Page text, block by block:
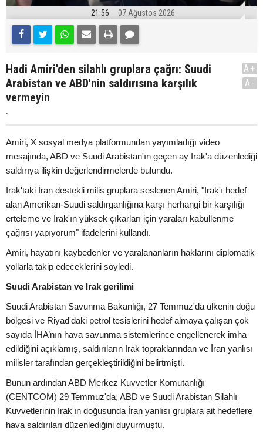
21:56 07 Ağustos 2026
Hadi Amiri'den silahlı gruplara çağrı: Suudi
Arabistan ve ABD'nin saldırısına karşılık
vermeyin
.
A+
A-
Amiri, X sosyal medya platformundan yayımladığı video
mesajında, ABD ve Suudi Arabistan'ın geçen ay Irak'a düzenlediği
saldırıya ilişkin değerlendirmelerde bulundu.
Irak'taki İran destekli milis gruplara seslenen Amiri, "Irak'ı hedef
alan Amerikan-Suudi saldırganlığına karşı herhangi bir karşılığı
erteleme ve Irak'ın yüksek çıkarları için yaraları kabullenme
çağrısı yapıyorum" ifadelerini kullandı.
Amiri, hayatını kaybedenler ve yaralananların haklarını diplomatik
yollarla takip edeceklerini söyledi.
Suudi Arabistan ve Irak gerilimi
Suudi Arabistan Savunma Bakanlığı, 27 Temmuz'da ülkenin doğu
bölgesi ve Riyad'daki petrol tesislerini hedef almaya çalışan çok
sayıda İHA’nın hava savunma sistemlerince engellenerek imha
edildiğini açıklamış, saldırıların Irak topraklarından ve İran yanlısı
milisler tarafından gerçekleştirildiğini belirtmişti.
Bunun ardından ABD Merkez Kuvvetler Komutanlığı
(CENTCOM) 29 Temmuz'da, ABD ve Suudi Arabistan Silahlı
Kuvvetlerinin Irak'ın doğusunda İran yanlısı gruplara ait hedeflere
hava saldırıları düzenlediğini duyurmuştu.